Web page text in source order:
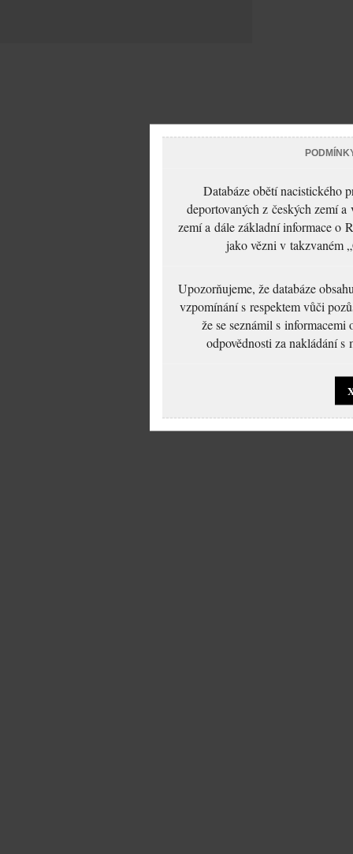
Databáze obětí nacistického
deportovaných z českých zemí
zemí a dále základní informace o
jako vězni v takzvaném
Upozorňujeme, že databáze
vzpomínání s respektem vůči
že se seznámil s
odpovědnosti za nakládání